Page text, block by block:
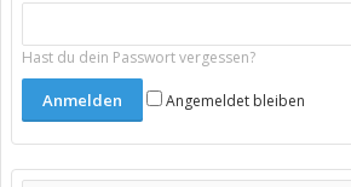
Hast du dein Passwort vergessen?
Angemeldet bleiben